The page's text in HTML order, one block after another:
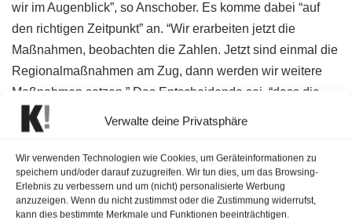
Verwalte deine Privatsphäre
Wir verwenden Technologien wie Cookies, um Geräteinformationen zu
speichern und/oder darauf zuzugreifen. Wir tun dies, um das Browsing-
Erlebnis zu verbessern und um (nicht) personalisierte Werbung
anzuzeigen. Wenn du nicht zustimmst oder die Zustimmung widerrufst,
kann dies bestimmte Merkmale und Funktionen beeinträchtigen.
wir im Augenblick”, so Anschober. Es komme dabei “auf
den richtigen Zeitpunkt” an. “Wir erarbeiten jetzt die
Maßnahmen, beobachten die Zahlen. Jetzt sind einmal die
Regionalmaßnahmen am Zug, dann werden wir weitere
Maßnahmen setzen.” Das Entscheidende sei, “dass die
Bevölkerung mitmacht”, sagte Anschober auch mit Blick
auf Berichte aus Hallein wird sein, wo sich Einzelne nicht
an die Vorgaben gehalten hätten.
Einen “Lockdown” gelte es zu verhindern, betonte der
Minister einmal mehr: “Da kann ich beruhigen, wir haben